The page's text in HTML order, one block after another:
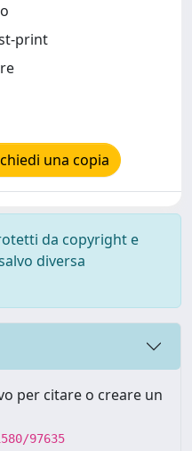
print
una copia
da copyright e
diversa
per citare o creare un
97635